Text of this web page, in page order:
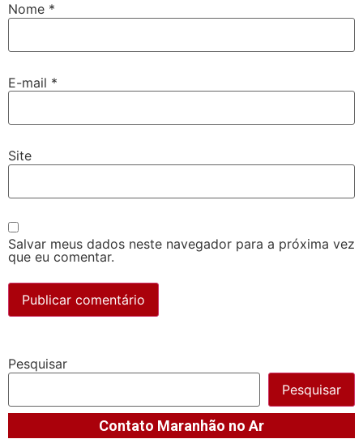
Nome *
E-mail *
Site
Salvar meus dados neste navegador para a próxima vez
que eu comentar.
Pesquisar
Pesquisar
Contato Maranhão no Ar